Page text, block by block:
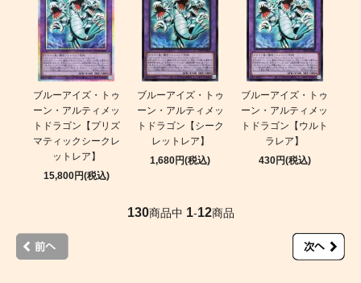
ブルーアイズ・トゥ
ーン・アルティメッ
トドラゴン【プリズ
マティックシークレ
ットレア】
15,800円(税込)
ブルーアイズ・トゥ
ーン・アルティメッ
トドラゴン【シーク
レットレア】
1,680円(税込)
ブルーアイズ・トゥ
ーン・アルティメッ
トドラゴン【ウルト
ラレア】
430円(税込)
130商品中 1-12商品